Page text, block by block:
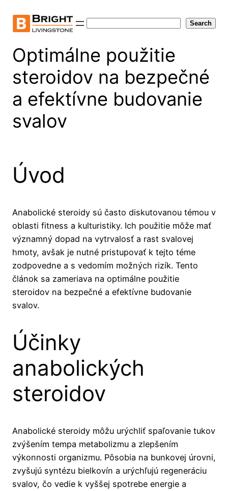
content
Search
Optimálne použitie
steroidov na bezpečné
a efektívne budovanie
svalov
Úvod
Anabolické steroidy sú často diskutovanou témou v
oblasti fitness a kulturistiky. Ich použitie môže mať
významný dopad na vytrvalosť a rast svalovej
hmoty, avšak je nutné pristupovať k tejto téme
zodpovedne a s vedomím možných rizík. Tento
článok sa zameriava na optimálne použitie
steroidov na bezpečné a efektívne budovanie
svalov.
Účinky
anabolických
steroidov
Anabolické steroidy môžu urýchliť spaľovanie tukov
zvýšením tempa metabolizmu a zlepšením
výkonnosti organizmu. Pôsobia na bunkovej úrovni,
zvyšujú syntézu bielkovín a urýchľujú regeneráciu
svalov, čo vedie k vyššej spotrebe energie a